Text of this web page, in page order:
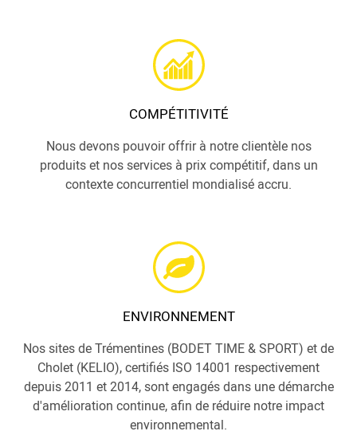
COMPÉTITIVITÉ
Nous devons pouvoir offrir à notre clientèle nos
produits et nos services à prix compétitif, dans un
contexte concurrentiel mondialisé accru.
ENVIRONNEMENT
Nos sites de Trémentines (BODET TIME & SPORT) et de
Cholet (KELIO), certifiés ISO 14001 respectivement
depuis 2011 et 2014, sont engagés dans une démarche
d'amélioration continue, afin de réduire notre impact
environnemental.